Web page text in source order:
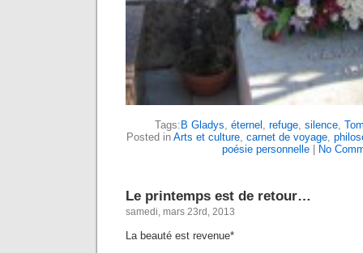
Tags: B Gladys, éternel , refuge, silence,
Posted in Arts et culture, carnet de voyage,
poésie personnelle| No
Le printemps est de retour…
samedi, mars 23rd, 2013
La beauté est revenue*